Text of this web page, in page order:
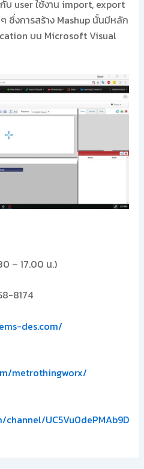
บ user ใช้งาน import, export
ซึ่งการสร้าง Mashup นั้นมีหลัก
บน Microsoft Visual
– 17.00 น.)
8174
des.com/
metrothingworx/
UC5Vu0dePMAb9D